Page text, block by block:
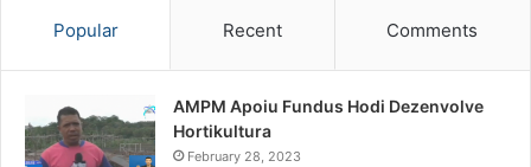
Popular Recent Comments
AMPM Apoiu Fundus Hodi Dezenvolve
Hortikultura
February 28, 2023